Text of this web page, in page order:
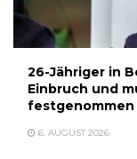
26-Jähriger in
Einbruch und
festgenommen
6. AUGUST 2026